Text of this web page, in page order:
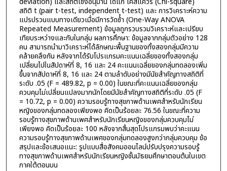
สถิติ t (pair t-test, independent t-test) และ การวิเคราะห์ความ
แปรปรวนแบบทางเดียวเมื่อมีการวัดซ้ํา (One-Way ANOVA
Repeated Measurement) ข้อมูลถูกรวบรวมวิเคราะห์และเปรียบ
เทียบระหว่างและกับในกลุ่ม ผลการศึกษา: ข้อมูลจากกลุ่มตัวอย่าง 128
คน สามารถนำมาวิเคราะห์ได้ลักษณะพื้นฐานของทั้งสองกลุ่มมีความ
คล้ายคลึงกัน หลังจากได้รับโปรแกรมคะแนนเฉลี่ยของทั้งสองกลุ่ม
เปลี่ยนไปในสัปดาห์ที่ 8, 16 และ 24 คะแนนเฉลี่ยของกลุ่มทดลองเพิ่ม
ขึ้นจากสัปดาห์ที่ 8, 16 และ 24 ตามลำดับอย่างมีนัยสำคัญทางสถิติที่
ระดับ .05 (F = 489.82, p = 0.00) ในขณะที่คะแนนเฉลี่ยของกลุ่ม
ควบคุมไม่เปลี่ยนแปลงมากนักโดยมีนัยสำคัญทางสถิติที่ระดับ .05 (F
= 10.72, p = 0.00) ความรอบรู้ทางสุขภาพด้านเพศสำหรับนักเรียน
หญิงของกลุ่มทดลองเพียงพอ คิดเป็นร้อยละ 76.56 ในขณะที่ความ
รอบรู้ทางสุขภาพด้านเพศสำหรับนักเรียนหญิงของกลุ่มควบคุมไม่
เพียงพอ คิดเป็นร้อยละ 100 หลังจากสิ้นสุดโปรแกรมพบว่าคะแนน
ความรอบรู้ทางสุขภาพด้านเพศของกลุ่มทดลองสูงกว่ากลุ่มควบคุม ข้อ
สรุปและข้อเสนอแนะ: รูปแบบสื่อสังคมออนไลน์ปรับปรุงความรอบรู้
ทางสุขภาพด้านเพศสำหรับนักเรียนหญิงชั้นมัธยมศึกษาตอนต้นในเขต
ภาคใต้ตอนบน